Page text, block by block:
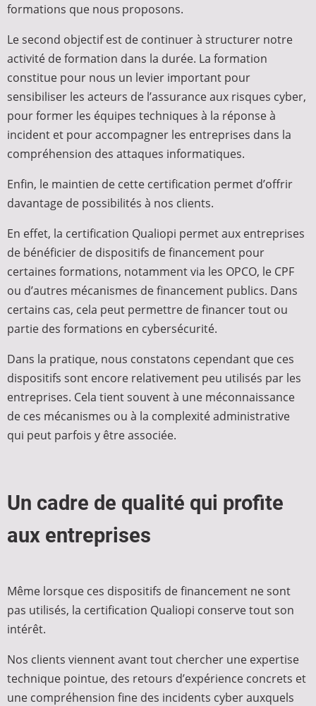
formations que nous proposons.
Le second objectif est de continuer à structurer notre
activité de formation dans la durée. La formation
constitue pour nous un levier important pour
sensibiliser les acteurs de l’assurance aux risques cyber,
pour former les équipes techniques à la réponse à
incident et pour accompagner les entreprises dans la
compréhension des attaques informatiques.
Enfin, le maintien de cette certification permet d’offrir
davantage de possibilités à nos clients.
En effet, la certification Qualiopi permet aux entreprises
de bénéficier de dispositifs de financement pour
certaines formations, notamment via les OPCO, le CPF
ou d’autres mécanismes de financement publics. Dans
certains cas, cela peut permettre de financer tout ou
partie des formations en cybersécurité.
Dans la pratique, nous constatons cependant que ces
dispositifs sont encore relativement peu utilisés par les
entreprises. Cela tient souvent à une méconnaissance
de ces mécanismes ou à la complexité administrative
qui peut parfois y être associée.
Un cadre de qualité qui profite
aux entreprises
Même lorsque ces dispositifs de financement ne sont
pas utilisés, la certification Qualiopi conserve tout son
intérêt.
Nos clients viennent avant tout chercher une expertise
technique pointue, des retours d’expérience concrets et
une compréhension fine des incidents cyber auxquels